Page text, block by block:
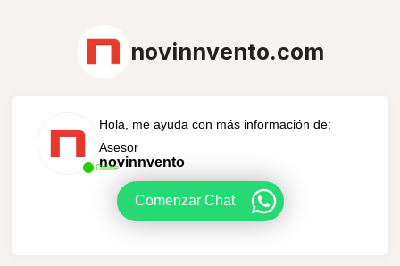
novinnvento.com
Online
Hola, me ayuda con más información de:
Asesor
novinnvento
Comenzar Chat